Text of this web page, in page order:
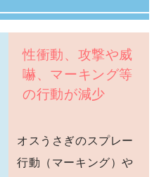
性衝動、攻撃や威
嚇、マーキング等
の行動が減少
オスうさぎのスプレー
行動（マーキング）や